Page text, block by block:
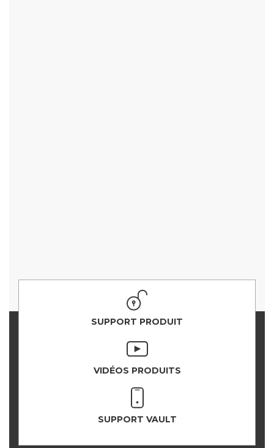
SUPPORT PRODUIT
VIDÉOS PRODUITS
SUPPORT VAULT